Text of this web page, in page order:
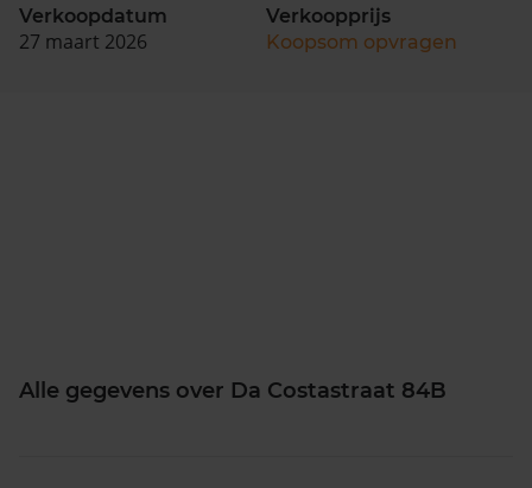
Verkoopdatum
27 maart 2026
Verkoopprijs
Koopsom opvragen
Alle gegevens over Da Costastraat 84B